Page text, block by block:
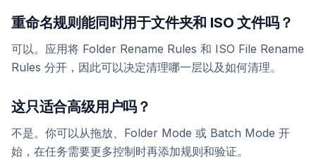
重命名规则能同时用于文件夹和 ISO 文件吗？
可以。应用将 Folder Rename Rules 和 ISO File Rename
Rules 分开，因此可以决定清理哪一层以及如何清理。
这只适合高级用户吗？
不是。你可以从拖放、Folder Mode 或 Batch Mode 开
始，在任务需要更多控制时再添加规则和验证。